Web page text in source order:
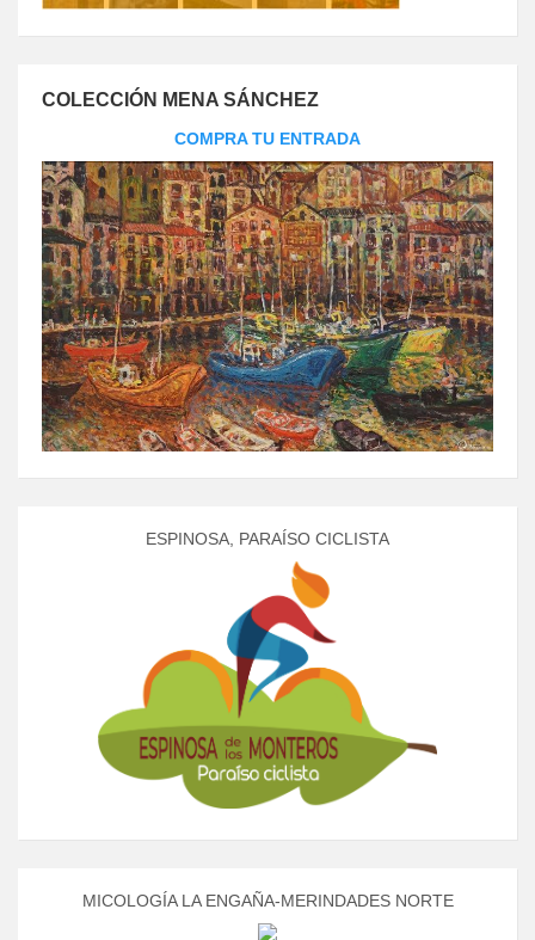
COLECCIÓN MENA SÁNCHEZ
COMPRA TU ENTRADA
ESPINOSA, PARAÍSO CICLISTA
MICOLOGÍA LA ENGAÑA-MERINDADES NORTE